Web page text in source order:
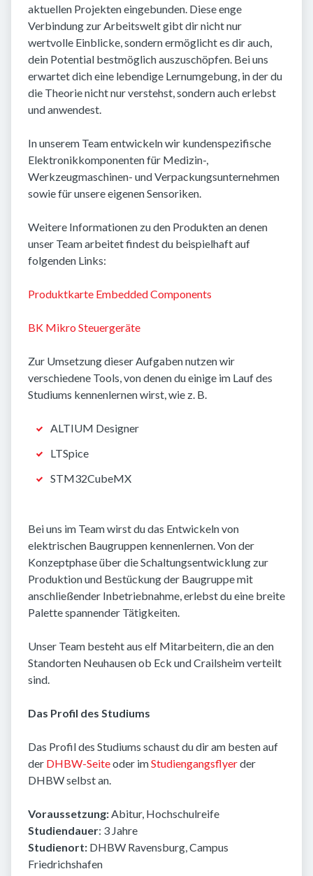
aktuellen Projekten eingebunden. Diese enge
Verbindung zur Arbeitswelt gibt dir nicht nur
wertvolle Einblicke, sondern ermöglicht es dir auch,
dein Potential bestmöglich auszuschöpfen. Bei uns
erwartet dich eine lebendige Lernumgebung, in der du
die Theorie nicht nur verstehst, sondern auch erlebst
und anwendest.
In unserem Team entwickeln wir kundenspezifische
Elektronikkomponenten für Medizin-,
Werkzeugmaschinen- und Verpackungsunternehmen
sowie für unsere eigenen Sensoriken.
Weitere Informationen zu den Produkten an denen
unser Team arbeitet findest du beispielhaft auf
folgenden Links:
Produktkarte Embedded Components
BK Mikro Steuergeräte
Zur Umsetzung dieser Aufgaben nutzen wir
verschiedene Tools, von denen du einige im Lauf des
Studiums kennenlernen wirst, wie z. B.
ALTIUM Designer
LTSpice
STM32CubeMX
Bei uns im Team wirst du das Entwickeln von
elektrischen Baugruppen kennenlernen. Von der
Konzeptphase über die Schaltungsentwicklung zur
Produktion und Bestückung der Baugruppe mit
anschließender Inbetriebnahme, erlebst du eine breite
Palette spannender Tätigkeiten.
Unser Team besteht aus elf Mitarbeitern, die an den
Standorten Neuhausen ob Eck und Crailsheim verteilt
sind.
Das Profil des Studiums
Das Profil des Studiums schaust du dir am besten auf
der DHBW-Seiteoder imStudiengangsflyerder
DHBW selbst an.
Voraussetzung:Abitur, Hochschulreife
Studiendauer: 3 Jahre
Studienort: DHBW Ravensburg, Campus
Friedrichshafen